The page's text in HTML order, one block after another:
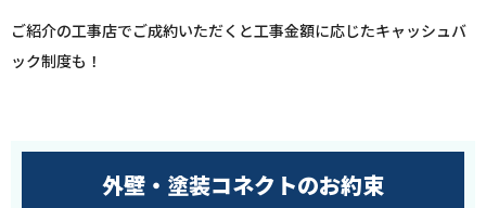
ご紹介の工事店でご成約いただくと工事金額に応じたキャッシュバ
ック制度も！
外壁・塗装コネクトのお約束